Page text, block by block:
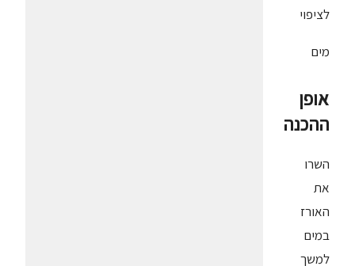
לציפוי
מים
אופן
ההכנה
השרו
את
האורז
במים
למשך